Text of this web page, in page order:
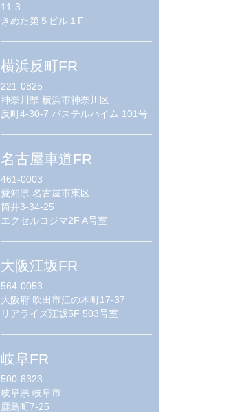
11-3
きめた第５ビル１F
横浜反町FR
221-0825
神奈川県 横浜市神奈川区
反町4-30-7 パステルハイム 101号
名古屋車道FR
461-0003
愛知県 名古屋市東区
筒井3-34-25
エクセルコジマ2F A号室
大阪江坂FR
564-0053
大阪府 吹田市江の木町17-37
リアライズ江坂5F 503号室
岐阜FR
500-8323
岐阜県 岐阜市
鹿島町7-25